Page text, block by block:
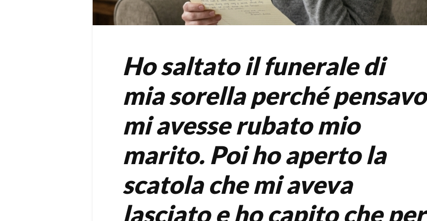
Ho saltato il funerale di
mia sorella perché pensavo
mi avesse rubato mio
marito. Poi ho aperto la
scatola che mi aveva
lasciato e ho capito che per